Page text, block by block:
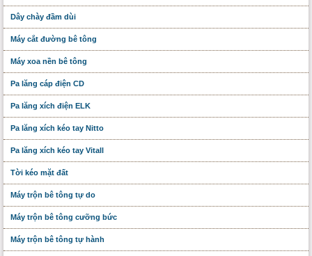
Dây chày đầm dùi
Máy cắt đường bê tông
Máy xoa nền bê tông
Pa lăng cáp điện CD
Pa lăng xích điện ELK
Pa lăng xích kéo tay Nitto
Pa lăng xích kéo tay Vitall
Tời kéo mặt đất
Máy trộn bê tông tự do
Máy trộn bê tông cưỡng bức
Máy trộn bê tông tự hành